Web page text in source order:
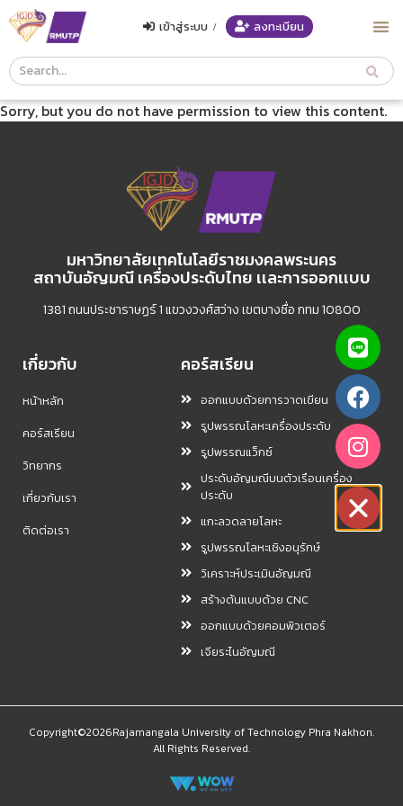
Course
Search
Header
เข้าสู่ระบบ / ลงทะเบียน
Sorry, but you do not have permission to view this content.
มหาวิทยาลัยเทคโนโลยีราชมงคลพระนคร
สถาบันอัญมณี เครื่องประดับไทย เเละการออกเเบบ
1381 ถนนประชาราษฏร์ 1 แขวงวงศ์สว่าง เขตบางซื่อ กทม 10800
เกี่ยวกับ
หน้าหลัก
คอร์สเรียน
วิทยากร
เกี่ยวกับเรา
ติดต่อเรา
คอร์สเรียน
ออกแบบด้วยการวาดเขียน
รูปพรรณโลหะเครื่องประดับ
รูปพรรณแว็กซ์
ประดับอัญมณีบนตัวเรือนเครื่อง
ประดับ
แกะลวดลายโลหะ
รูปพรรณโลหะเชิงอนุรักษ์
วิเคราะห์ประเมินอัญมณี
สร้างต้นแบบด้วย CNC
ออกแบบด้วยคอมพิวเตอร์
เจียระไนอัญมณี
Copyright©2026Rajamangala University of Technology Phra Nakhon.
All Rights Reserved.